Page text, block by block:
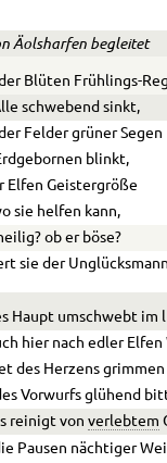
Äolsharfen begleitet
Blüten Frühlings-
schwebend sinkt,
Felder grüner Segen
blinkt,
Elfen Geistergröße
sie helfen kann,
ob er böse?
sie der
Haupt umschwebt im
hier nach edler Elfen
des Herzens grimmen
Vorwurfs glühend
reinigt vonverlebtem
Pausen nächtiger